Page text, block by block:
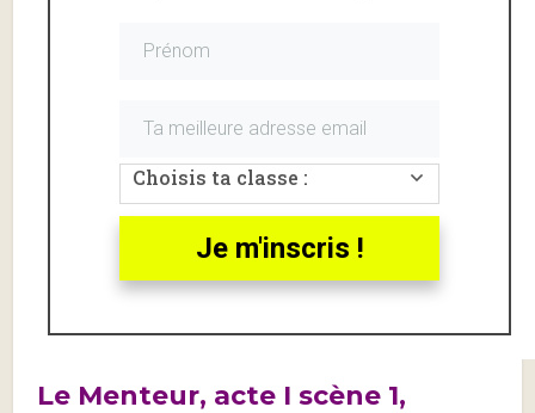
analyse linéairede lascène d’exposition
Le Menteur de PierreCorneille
L’extrait étudié ici en lecture linéaire va du début de la
mon sens à gauche»)
Le Menteur, acte I scène 1,
Choisis ta classe :
Je m'inscris !